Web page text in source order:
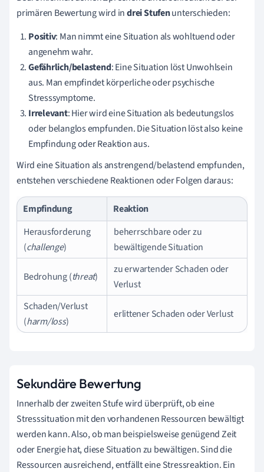
primären Bewertung wird indrei Stufenunterschieden:
Positiv: Man nimmt eine Situation als wohltuend oder
angenehm wahr.
Gefährlich/belastend: Eine Situation löst Unwohlsein
aus. Man empfindet körperliche oder psychische
Stresssymptome.
Irrelevant: Hier wird eine Situation als bedeutungslos
oder belanglos empfunden. Die Situation löst also keine
Empfindung oder Reaktion aus.
Wird eine Situation als anstrengend/belastend empfunden,
entstehen verschiedene Reaktionen oder Folgen daraus:
Empfindung
Reaktion
Herausforderung
(challenge)
beherrschbare oder zu
bewältigende Situation
Bedrohung (threat)
zu erwartender Schaden oder
Verlust
Schaden/Verlust
(harm/loss)
erlittener Schaden oder Verlust
Sekundäre Bewertung
Innerhalb der zweiten Stufe wird überprüft, ob eine
Stresssituation mit den vorhandenen Ressourcen bewältigt
werden kann. Also, ob man beispielsweise genügend Zeit
oder Energie hat, diese Situation zu bewältigen. Sind die
Ressourcen ausreichend, entfällt eine Stressreaktion. Ein